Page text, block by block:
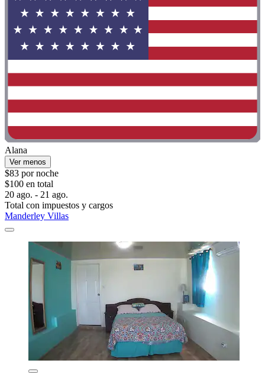
Alana
Ver menos
$83 por noche
$100 en total
20 ago. - 21 ago.
Total con impuestos y cargos
Manderley Villas